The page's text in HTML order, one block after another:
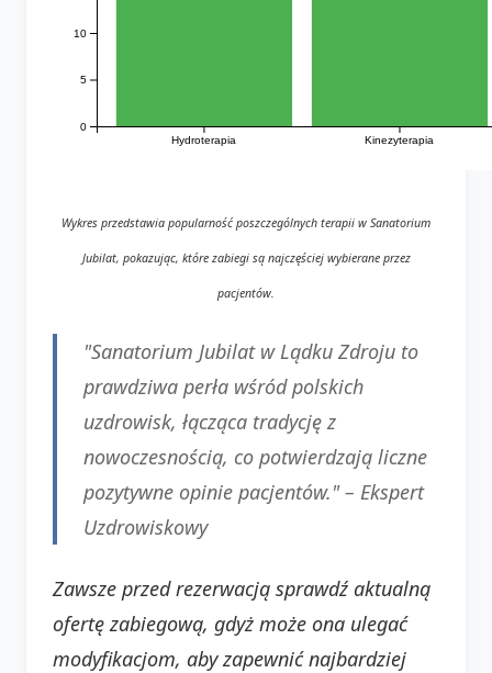
Hydroterapia Kinezyterapia
0
5
10
Wykres przedstawia popularność poszczególnych terapii w Sanatorium
Jubilat, pokazując, które zabiegi są najczęściej wybierane przez
pacjentów.
"Sanatorium Jubilat w Lądku Zdroju to
prawdziwa perła wśród polskich
uzdrowisk, łącząca tradycję z
nowoczesnością, co potwierdzają liczne
pozytywne opinie pacjentów." – Ekspert
Uzdrowiskowy
Zawsze przed rezerwacją sprawdź aktualną
ofertę zabiegową, gdyż może ona ulegać
modyfikacjom, aby zapewnić najbardziej